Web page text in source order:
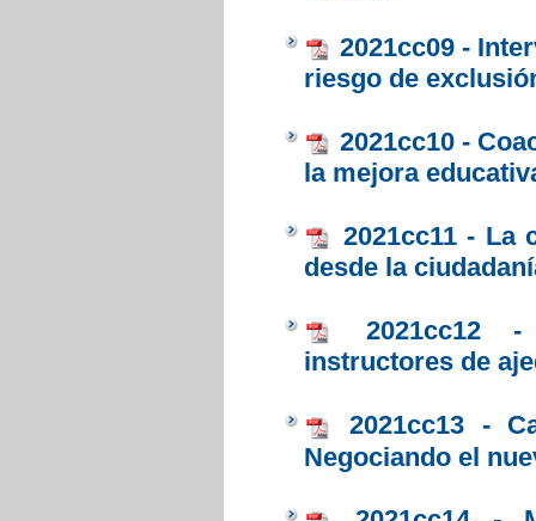
2021cc09 -
riesgo de
2021cc10 -
la mejora
2021cc11 - La
desde la
2021cc12
instructores de
2021cc13 -
Negociando el